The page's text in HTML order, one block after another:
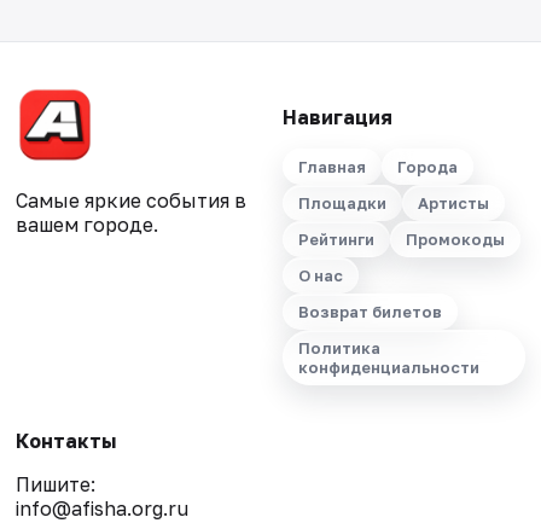
Самые яркие события в
вашем городе.
Навигация
Главная
Города
Площадки
Артисты
Рейтинги
Промокоды
О нас
Возврат билетов
Политика
конфиденциальности
Контакты
Пишите:
info@afisha.org.ru